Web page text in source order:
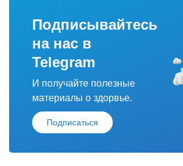
Подписывайтесь
на нас в
Telegram
И получайте полезные
материалы о здорвье.
Подписаться